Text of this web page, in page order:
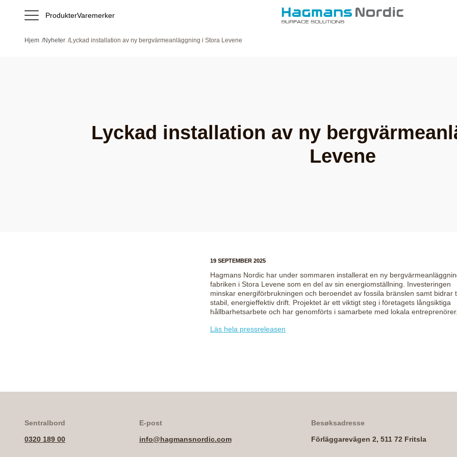
ProdukterVaremerker
Hjem /Nyheter /Lyckad installation av ny bergvärmeanläggning i Stora Levene
Lyckad installation av ny
Levene
19 SEPTEMBER 2025
Hagmans Nordic har under sommaren installerat en ny
fabriken i Stora Levene som en del av sin energiomställning. Investeringen
minskar energiförbrukningen och beroendet av fossila bränslen samt bidrar
stabil, energieffektiv drift. Projektet är ett viktigt steg i företagets långsiktiga
hållbarhetsarbete och har genomförts i samarbete med lokala entreprenörer.
Läs hela pressreleasen
Sentralbord
0320 189 00
E-post
info@hagmansnordic.com
Besøksadresse
Förläggarevägen 2, 511 72 Fritsla